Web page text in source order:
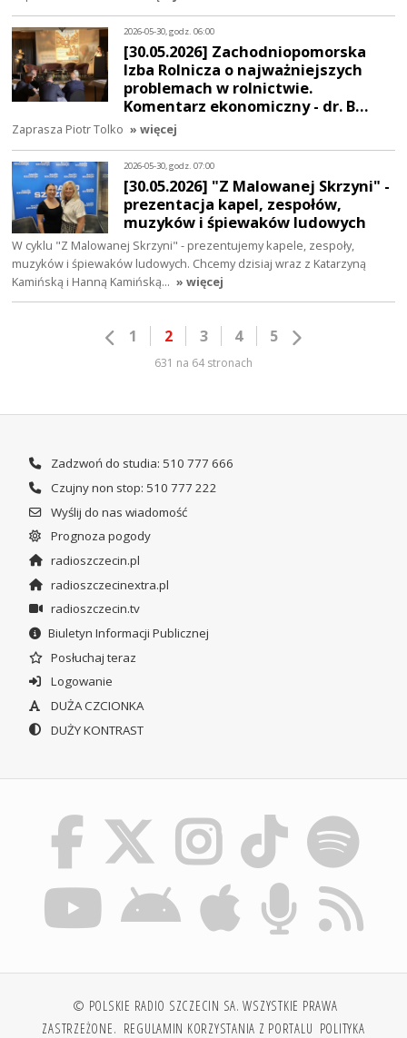
2026-05-30, godz. 06:00
[30.05.2026] Zachodniopomorska
Izba Rolnicza o najważniejszych
problemach w rolnictwie.
Komentarz ekonomiczny - dr. B…
Zaprasza Piotr Tolko » więcej
2026-05-30, godz. 07:00
[30.05.2026] "Z Malowanej Skrzyni" -
prezentacja kapel, zespołów,
muzyków i śpiewaków ludowych
W cyklu "Z Malowanej Skrzyni" - prezentujemy kapele, zespoły,
muzyków i śpiewaków ludowych. Chcemy dzisiaj wraz z Katarzyną
Kamińską i Hanną Kamińską… » więcej
1 2 3 4 5
631 na 64 stronach
Zadzwoń do studia: 510 777 666
Czujny non stop: 510 777 222
Wyślij do nas wiadomość
Prognoza pogody
radioszczecin.pl
radioszczecinextra.pl
radioszczecin.tv
Biuletyn Informacji Publicznej
Posłuchaj teraz
Logowanie
DUŻA CZCIONKA
DUŻY KONTRAST
© POLSKIE RADIO SZCZECIN SA. WSZYSTKIE PRAWA
ZASTRZEŻONE. REGULAMIN KORZYSTANIA Z PORTALU POLITYKA